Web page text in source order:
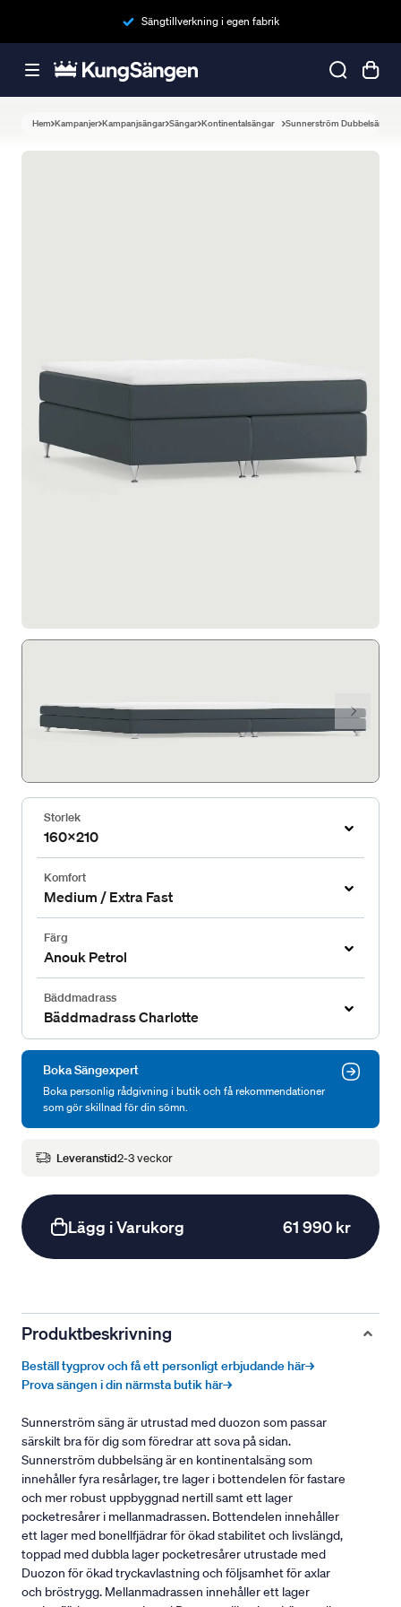
Sängtillverkning i egen fabrik
Hem Kampanjer Kampanjsängar Sängar Kontinentalsängar Sunnerström Dubbelsäng
Storlek
160x210
Komfort
Medium / Extra Fast
Färg
Anouk Petrol
Bäddmadrass
Bäddmadrass Charlotte
Boka Sängexpert
Boka personlig rådgivning i butik och få rekommendationer
som gör skillnad för din sömn.
Leveranstid2-3 veckor
Lägg i Varukorg 61 990 kr
Produktbeskrivning
Beställ tygprov och få ett personligt erbjudande här→
Prova sängen i din närmsta butik här→
Sunnerström säng är utrustad med duozon som passar
särskilt bra för dig som föredrar att sova på sidan.
Sunnerström dubbelsäng är en kontinentalsäng som
innehåller fyra resårlager, tre lager i bottendelen för fastare
och mer robust uppbyggnad nertill samt ett lager
pocketresårer i mellanmadrassen. Bottendelen innehåller
ett lager med bonellfjädrar för ökad stabilitet och livslängd,
toppad med dubbla lager pocketresårer utrustade med
Duozon för ökad tryckavlastning och följsamhet för axlar
och bröstrygg. Mellanmadrassen innehåller ett lager